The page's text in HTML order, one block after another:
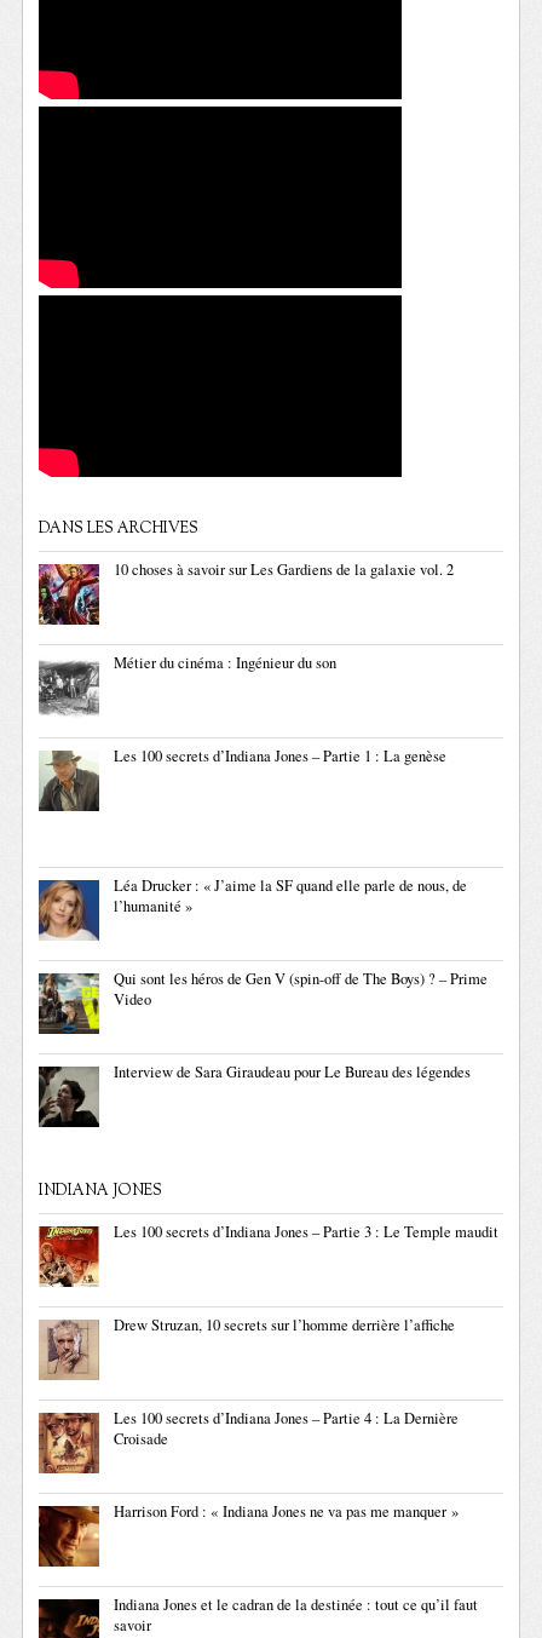
DANS LES ARCHIVES
10 choses à savoir sur Les Gardiens de la galaxie vol. 2
Métier du cinéma : Ingénieur du son
Les 100 secrets d’Indiana Jones – Partie 1 : La genèse
Léa Drucker : « J’aime la SF quand elle parle de nous, de
l’humanité »
Qui sont les héros de Gen V (spin-off de The Boys) ? – Prime
Video
Interview de Sara Giraudeau pour Le Bureau des légendes
INDIANA JONES
Les 100 secrets d’Indiana Jones – Partie 3 : Le Temple maudit
Drew Struzan, 10 secrets sur l’homme derrière l’affiche
Les 100 secrets d’Indiana Jones – Partie 4 : La Dernière
Croisade
Harrison Ford : « Indiana Jones ne va pas me manquer »
Indiana Jones et le cadran de la destinée : tout ce qu’il faut
savoir